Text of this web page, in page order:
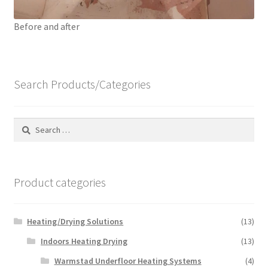
Before and after
Search Products/Categories
Search
Product categories
Heating/Drying Solutions
(13)
Indoors Heating Drying
(13)
Warmstad Underfloor Heating Systems
(4)